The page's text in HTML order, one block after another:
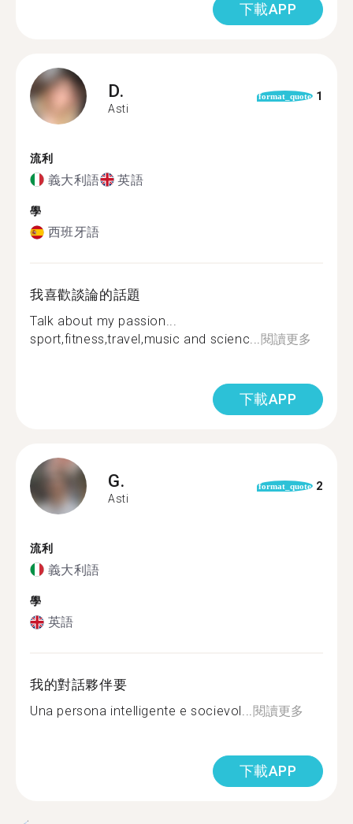
下載APP
D.
Asti
format_quote 1
流利
義大利語 英語
學
西班牙語
我喜歡談論的話題
Talk about my passion...
sport,fitness,travel,music and scienc...閱讀更多
下載APP
G.
Asti
format_quote 2
流利
義大利語
學
英語
我的對話夥伴要
Una persona intelligente e socievol...閱讀更多
下載APP